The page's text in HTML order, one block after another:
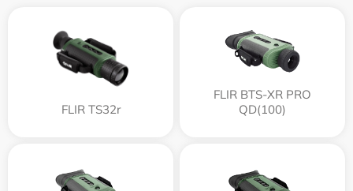
FLIR TS32r
FLIR BTS-XR PRO
QD(100)